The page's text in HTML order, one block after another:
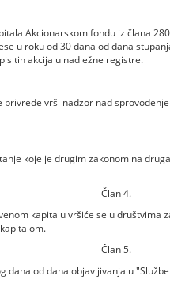
Akcionarskom fondu iz člana
u roku od 30 dana od dana
tih akcija u nadležne registre.
privrede vrši nadzor nad
koje je drugim zakonom na
Član 4.
kapitalu vršiće se u društvima
Član 5.
dana od dana objavljivanja u